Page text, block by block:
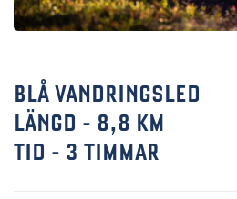
BLÅ VANDRINGSLED
LÄNGD - 8,8 KM
TID - 3 TIMMAR